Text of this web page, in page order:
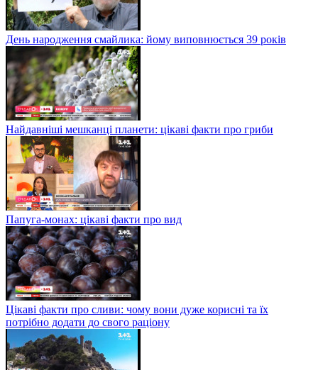
День народження смайлика: йому виповнюється 39 років
Найдавніші мешканці планети: цікаві факти про гриби
Папуга-монах: цікаві факти про вид
Цікаві факти про сливи: чому вони дуже корисні та їх
потрібно додати до свого раціону